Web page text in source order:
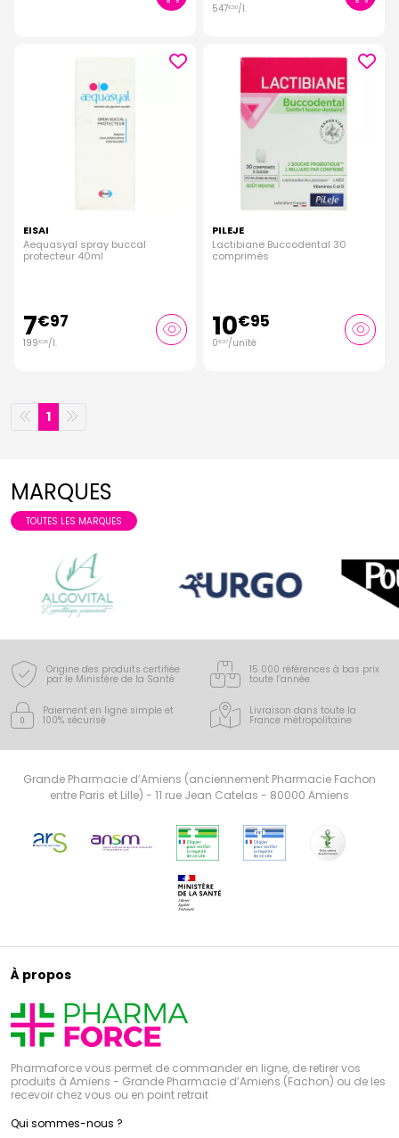
547€50/l.
EISAI
Aequasyal spray buccal
protecteur 40ml
7€97
199€25/l.
PILEJE
Lactibiane Buccodental 30
comprimés
10€95
0€37/unité
1
MARQUES
TOUTES LES MARQUES
Origine des produits certifiée
par le Ministère de la Santé
15 000 références à bas prix
toute l’année
Paiement en ligne simple et
100% sécurisé
Livraison dans toute la
France métropolitaine
Grande Pharmacie d’Amiens (anciennement Pharmacie Fachon
entre Paris et Lille) - 11 rue Jean Catelas - 80000 Amiens
À propos
Pharmaforce vous permet de commander en ligne, de retirer vos
produits à Amiens - Grande Pharmacie d’Amiens (Fachon) ou de les
recevoir chez vous ou en point retrait
Qui sommes-nous ?